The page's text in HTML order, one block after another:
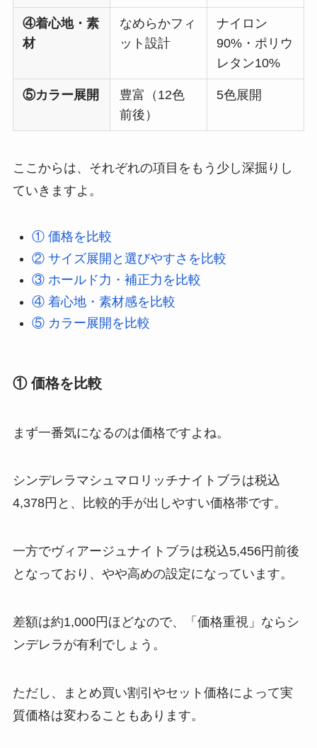
④着心地・素
材
なめらかフィ
ット設計
ナイロン
90%・ポリウ
レタン10%
⑤カラー展開
豊富（12色
前後）
5色展開
ここからは、それぞれの項目をもう少し深掘りし
ていきますよ。
① 価格を比較
② サイズ展開と選びやすさを比較
③ ホールド力・補正力を比較
④ 着心地・素材感を比較
⑤ カラー展開を比較
① 価格を比較
まず一番気になるのは価格ですよね。
シンデレラマシュマロリッチナイトブラは税込
4,378円と、比較的手が出しやすい価格帯です。
一方でヴィアージュナイトブラは税込5,456円前後
となっており、やや高めの設定になっています。
差額は約1,000円ほどなので、「価格重視」ならシ
ンデレラが有利でしょう。
ただし、まとめ買い割引やセット価格によって実
質価格は変わることもあります。